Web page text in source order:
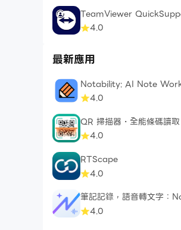
TeamViewer
4.0
最新應用
Notability: AI Note
4.0
QR 掃描器・全能條碼讀取
4.0
RTScape
4.0
筆記記錄，語音轉文字：
4.0